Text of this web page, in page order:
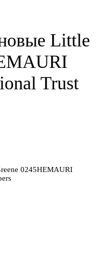
Little
Trust
0245HEMAURI